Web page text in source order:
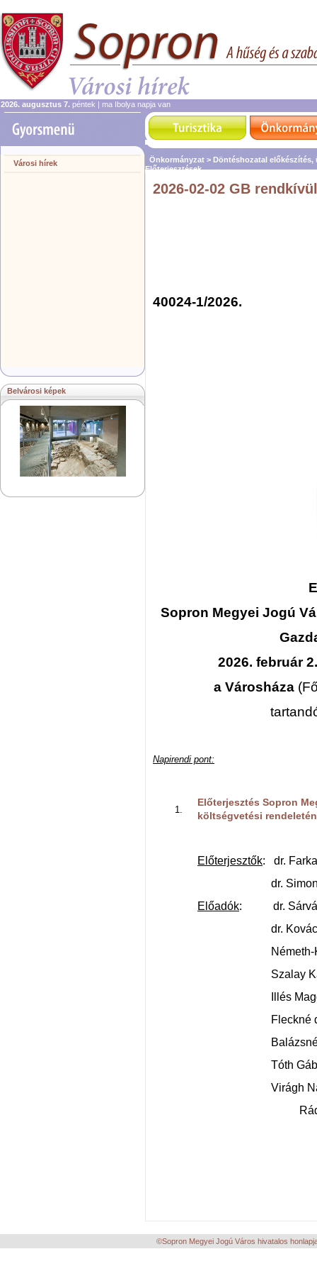
2026. augusztus 7. péntek | ma Ibolya napja van
Városi hírek
Belvárosi képek
Önkormányzat > Döntéshozatal előkészítés,
Előterjesztések
2026-02-02 GB
40024-1/2026.
Sopron Megyei Jogú
2026. február
a Városháza
Napirendi pont:
Előterjesztés Sopron
költségvetési
Előterjesztők: dr.
dr. Simon
Előadók: dr. Sárvári
dr. Kovács
Németh-Károly
Szalay Katalin
Illés Magdolna
Fleckné dr.
Balázsné
Tóth Gábor
Virágh Natália
Rádonyi
©Sopron Megyei Jogú Város hivatalos